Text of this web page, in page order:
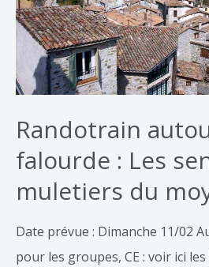
Randotrain
falourde : Les
muletiers du
Date prévue : Dimanche 11/02
pour les groupes, CE : voir ici